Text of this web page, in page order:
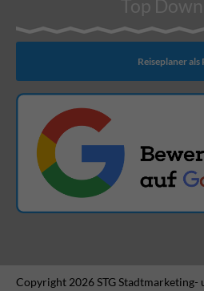
Top
Reiseplaner als
Copyright 2026 STG Stadtmarketing-